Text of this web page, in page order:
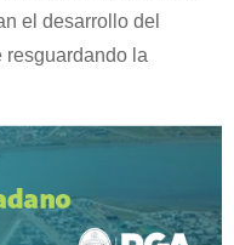
el desarrollo del
resguardando la